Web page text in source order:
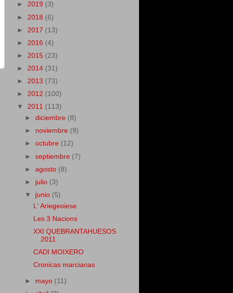
► 2019 (3)
► 2018 (6)
► 2017 (13)
► 2016 (4)
► 2015 (23)
► 2014 (31)
► 2013 (73)
► 2012 (100)
▼ 2011 (113)
►diciembre (8)
► noviembre (9)
►octubre (12)
►septiembre (7)
►agosto (8)
► julio (3)
▼ junio (5)
L' Ariegeoiese
Les 3 Nacions
XXI QUEBRANTAHUESOS
2011
CADI MOIXERO
Cronicas marcianas
► mayo (11)